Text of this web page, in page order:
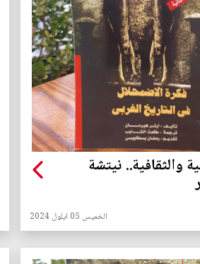
والثقافية.. نيتشة
الخميس 05 ايلول 2024